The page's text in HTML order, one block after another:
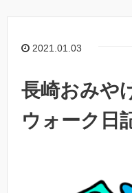
2021.01.03
長崎おみや
ウォーク日